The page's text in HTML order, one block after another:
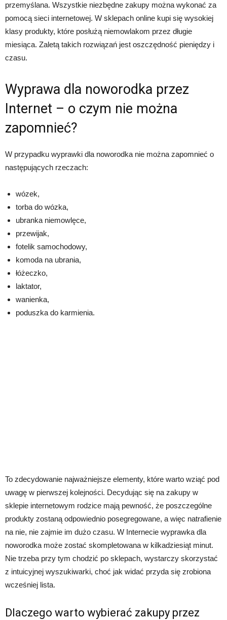
przemyślana. Wszystkie niezbędne zakupy można wykonać za
pomocą sieci internetowej. W sklepach online kupi się wysokiej
klasy produkty, które posłużą niemowlakom przez długie
miesiąca. Zaletą takich rozwiązań jest oszczędność pieniędzy i
czasu.
Wyprawa dla noworodka przez
Internet – o czym nie można
zapomnieć?
W przypadku wyprawki dla noworodka nie można zapomnieć o
następujących rzeczach:
wózek,
torba do wózka,
ubranka niemowlęce,
przewijak,
fotelik samochodowy,
komoda na ubrania,
łóżeczko,
laktator,
wanienka,
poduszka do karmienia.
To zdecydowanie najważniejsze elementy, które warto wziąć pod
uwagę w pierwszej kolejności. Decydując się na zakupy w
sklepie internetowym rodzice mają pewność, że poszczególne
produkty zostaną odpowiednio posegregowane, a więc natrafienie
na nie, nie zajmie im dużo czasu. W Internecie wyprawka dla
noworodka może zostać skompletowana w kilkadziesiąt minut.
Nie trzeba przy tym chodzić po sklepach, wystarczy skorzystać
z intuicyjnej wyszukiwarki, choć jak widać przyda się zrobiona
wcześniej lista.
Dlaczego warto wybierać zakupy przez